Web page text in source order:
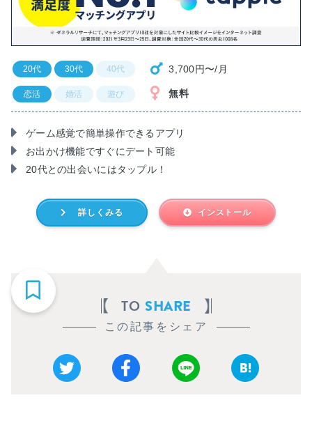
ゲーム感覚で簡単操作できるアプリ
お出かけ機能ですぐにデート可能
20代との出会いにはタップル！
20代 30代 40代
恋活 婚活 遊び
3,700円〜/月
無料
詳しくみる インストール
TO SHARE
この記事をシェア